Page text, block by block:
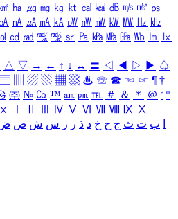
㎢ ㏊ ㎍ ㎎ ㎏ ㏏ ㎈ ㎉ ㏈ ㎧ ㎨ ㎰
㎀ ㎁ ㎂ ㎃ ㎄ ㎺ ㎻ ㎽ ㎾ ㎿ ㎐ ㎑
㏅ ㎭ ㎮ ㎯ ㏛ ㎩ ㎪ ㎫ ㎬ ㏝ ㏐
㏓
△ ▽ → ← ↑ ↓ ↔ 〓 ◁ ◀ ▷ ▶ ♤
▤ ▨ ▧ ▦ ▩ ♨ ☏ ☎ ☜ ☞ ¶ †
㈜ № ㏇ ™ ㏂ ㏘ ℡ ＃ ＆ ＊ ＠ ª º
ⅹ Ⅳ Ⅴ Ⅵ Ⅶ Ⅷ Ⅸ Ⅹ
ب ت ث ج ح خ د ذ ر ز س ش ص